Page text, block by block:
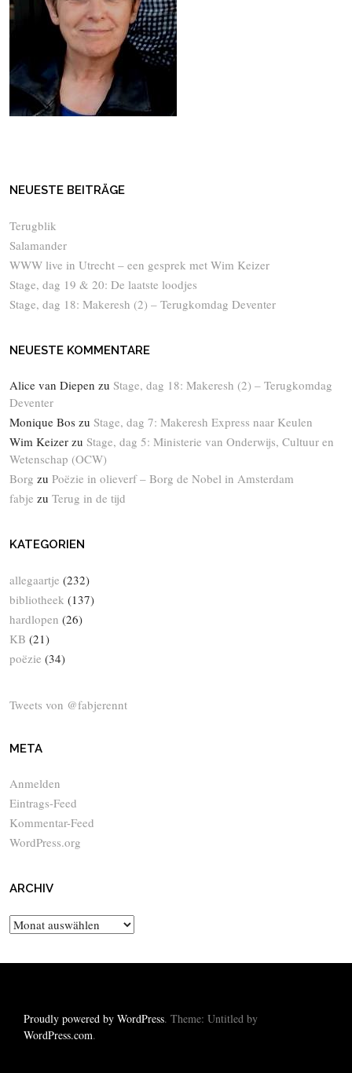
NEUESTE BEITRÄGE
Terugblik
Salamander
WWW live in Utrecht – een gesprek met Wim Keizer
Stage, dag 19 & 20: De laatste loodjes
Stage, dag 18: Makeresh (2) – Terugkomdag Deventer
NEUESTE KOMMENTARE
Alice van Diepen zu Stage, dag 18: Makeresh (2) – Terugkomdag
Deventer
Monique Bos zu Stage, dag 7: Makeresh Express naar Keulen
Wim Keizer zu Stage, dag 5: Ministerie van Onderwijs, Cultuur en
Wetenschap (OCW)
Borg zu Poëzie in olieverf – Borg de Nobel in Amsterdam
fabje zu Terug in de tijd
KATEGORIEN
allegaartje (232)
bibliotheek (137)
hardlopen (26)
KB (21)
poëzie (34)
Tweets von @fabjerennt
META
Anmelden
Eintrags-Feed
Kommentar-Feed
WordPress.org
ARCHIV
Archiv
Proudly powered by WordPress. Theme: Untitled by
WordPress.com.